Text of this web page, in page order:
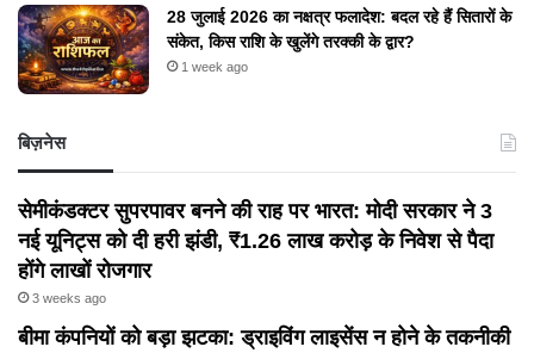
28 जुलाई 2026 का नक्षत्र फलादेश: बदल रहे हैं सितारों के
संकेत, किस राशि के खुलेंगे तरक्की के द्वार?
1 week ago
बिज़नेस
सेमीकंडक्टर सुपरपावर बनने की राह पर भारत: मोदी सरकार ने 3
नई यूनिट्स को दी हरी झंडी, ₹1.26 लाख करोड़ के निवेश से पैदा
होंगे लाखों रोजगार
3 weeks ago
बीमा कंपनियों को बड़ा झटका: ड्राइविंग लाइसेंस न होने के तकनीकी